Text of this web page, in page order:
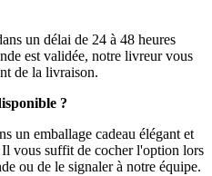
un délai de 24 à 48 heures
est validée, notre livreur vous
de la livraison.
?
un emballage cadeau élégant et
vous suffit de cocher l'option lors
ou de le signaler à notre équipe.